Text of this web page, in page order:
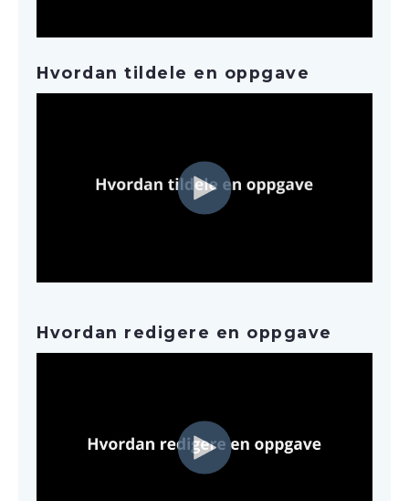
Hvordan tildele en oppgave
Hvordan redigere en oppgave